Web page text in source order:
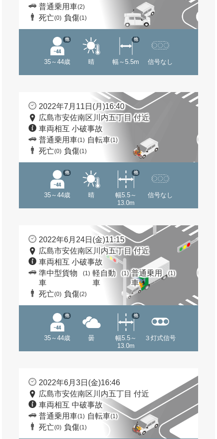
普通乗用車(2)
死亡(0) 負傷(1)
35～44歳
他
晴 幅～5.5m
他
信号なし
2022年7月11日(月)16:40
広島市安佐南区川内五丁目 付近
車両相互 小破事故
普通乗用車(1) 自転車(1)
死亡(0) 負傷(1)
35～44歳
他
晴
幅5.5～
13.0m
他
信号なし
2022年6月24日(金)11:15
広島市安佐南区川内五丁目 付近
車両相互 小破事故
準中型貨物
車
(1) 軽自動
車
(1) 普通乗用
車
(1)
死亡(0) 負傷(2)
35～44歳
他
曇
幅5.5～
13.0m
他
３灯式信号
2022年6月3日(金)16:46
広島市安佐南区川内五丁目 付近
車両相互 中破事故
普通乗用車(1) 自転車(1)
死亡(0) 負傷(1)